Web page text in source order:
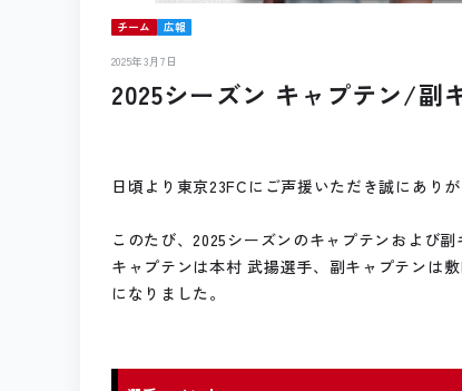
チーム 広報
2025年3月7日
2025シーズン キャプテン/副
日頃より東京23FCにご声援いただき誠にありが
このたび、2025シーズンのキャプテンおよび
キャプテンは本村 武揚選手、副キャプテンは
になりました。